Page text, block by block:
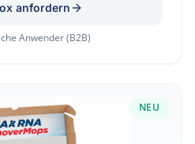
anfordern
Anwender (B2B)
NEU